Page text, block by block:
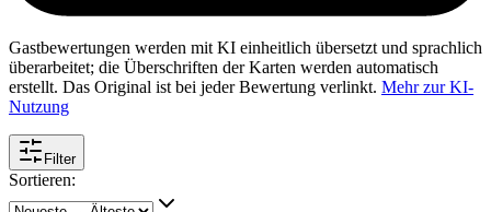
Gastbewertungen werden mit KI einheitlich übersetzt und sprachlich
überarbeitet; die Überschriften der Karten werden automatisch
erstellt. Das Original ist bei jeder Bewertung verlinkt. Mehr zur KI-
Nutzung
Filter
Sortieren: